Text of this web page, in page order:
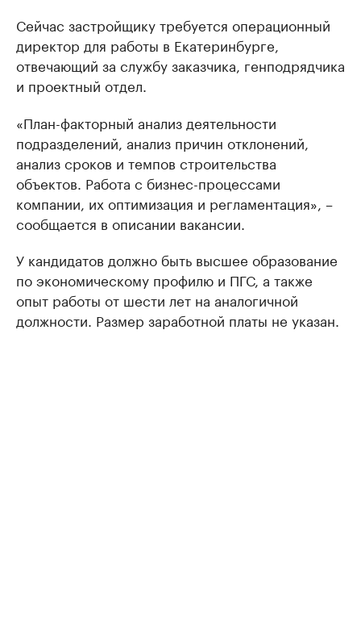
Сейчас застройщику требуется операционный
директор для работы в Екатеринбурге,
отвечающий за службу заказчика, генподрядчика
и проектный отдел.
«План-факторный анализ деятельности
подразделений, анализ причин отклонений,
анализ сроков и темпов строительства
объектов. Работа с бизнес-процессами
компании, их оптимизация и регламентация», –
сообщается в описании вакансии.
У кандидатов должно быть высшее образование
по экономическому профилю и ПГС, а также
опыт работы от шести лет на аналогичной
должности. Размер заработной платы не указан.